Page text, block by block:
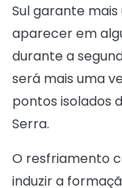
Sul garante
aparecer em
durante a
será mais uma
pontos isolados
Serra.
O resfriamento
induzir a